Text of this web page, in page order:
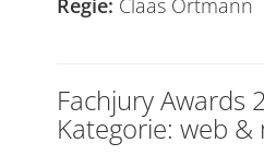
Regie: Claas Ortmann
Fachjury Awards
Kategorie: web &